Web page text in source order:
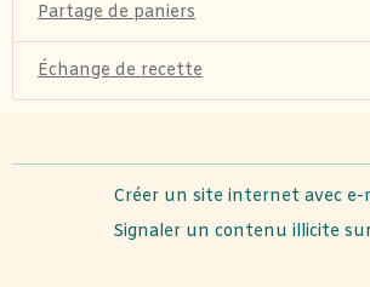
Partage de paniers
Échange de recette
Créer un site internet avec e-
Signaler un contenu illicite